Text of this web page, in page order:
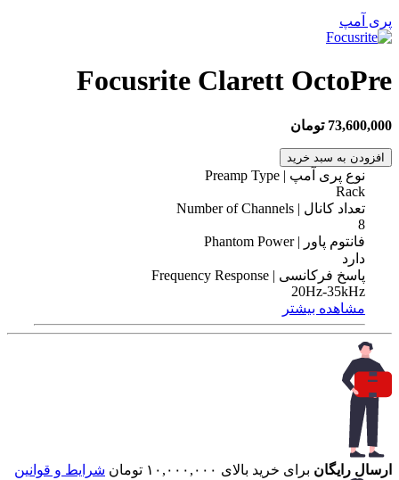
پری آمپ
Focusrite Clarett OctoPre
73,600,000 تومان
افزودن به سبد خرید
نوع پری آمپ | Preamp Type
Rack
تعداد کانال | Number of Channels
8
فانتوم پاور | Phantom Power
دارد
پاسخ فرکانسی | Frequency Response
20Hz-35kHz
مشاهده بیشتر
ارسال رایگان برای خرید بالای ۱۰,۰۰۰,۰۰۰ تومان شرایط و قوانین